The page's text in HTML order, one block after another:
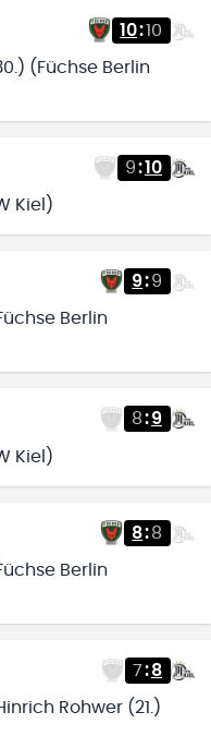
10:10
(Füchse Berlin
9:10
Kiel)
9:9
Berlin
8:9
Kiel)
8:8
Berlin
7:8
Rohwer (21.)